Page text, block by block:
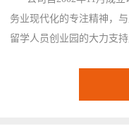
务业现代化的专注精神，
留学人员创业园的大力支